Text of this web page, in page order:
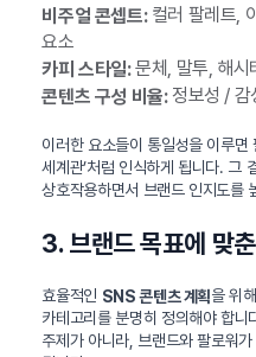
비주얼 콘셉트:컬러 팔레트,
요소
카피 스타일:문체, 말투, 해시
콘텐츠 구성 비율:정보성 / 감
이러한 요소들이 통일성을 이루면
세계관’처럼 인식하게 됩니다. 그
상호작용하면서 브랜드 인지도를
3. 브랜드 목표에 맞
효율적인 SNS 콘텐츠 계획을 위
카테고리를 분명히 정의해야 합니
주제가 아니라, 브랜드와 팔로워가